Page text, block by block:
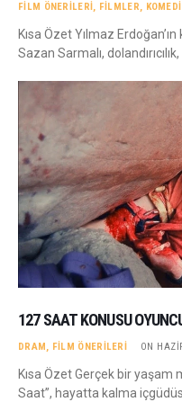
FILM ÖNERILERI, FILMLER, KOMEDI
Kısa Özet Yılmaz
Sazan Sarmalı,
127 SAAT KONUSU
DRAM , FILM ÖNERILERI ON
Kısa Özet Gerçek bir
Saat”, hayatta kalma